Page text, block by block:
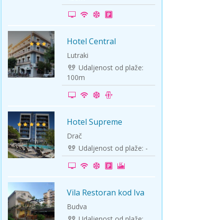
Solun polazak iz Niša
Temišvar polazak iz Niša
-5% Hotel Central
Lutraki
Udaljenost od plaže:
100m
Na plaži Hotel Supreme
Drač
Udaljenost od plaže: -
LETO 2026 Vila Restoran kod Iva
Budva